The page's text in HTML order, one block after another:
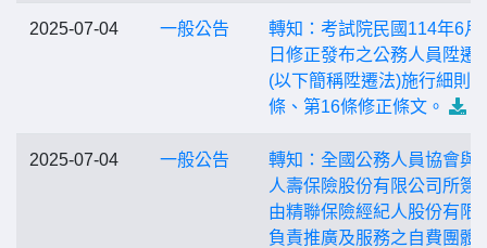
2025-07-04 一般公告
轉知：考試院民國114年6月
日修正發布之公務人員陞遷
(以下簡稱陞遷法)施行細則
條、第16條修正條文。
2025-07-04 一般公告
轉知：全國公務人員協會與
人壽保險股份有限公司所簽
由精聯保險經紀人股份有限
負責推廣及服務之自費團體